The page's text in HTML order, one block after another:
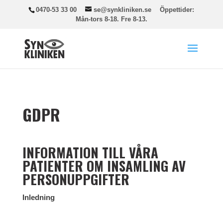
0470-53 33 00 se@synkliniken.se
Öppettider:
Mån-tors 8-18. Fre 8-13.
GDPR
INFORMATION TILL VÅRA
PATIENTER OM INSAMLING AV
PERSONUPPGIFTER
Inledning